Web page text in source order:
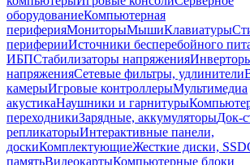
оборудованиеКомпьютерная
периферияМониторыМышиКлавиатуры
периферииИсточники бесперебойного
ИБПСтабилизаторы напряжения
напряженияСетевые фильтры, удлинители
камерыИгровые контроллерыМультимедиа
акустикаНаушники и гарнитуры
переходникиЗарядные, аккумуляторыДок-
репликаторыИнтерактивные панели,
доскиКомплектующиеЖесткие диски, SSD
памятьВидеокартыКомпьютерные блоки